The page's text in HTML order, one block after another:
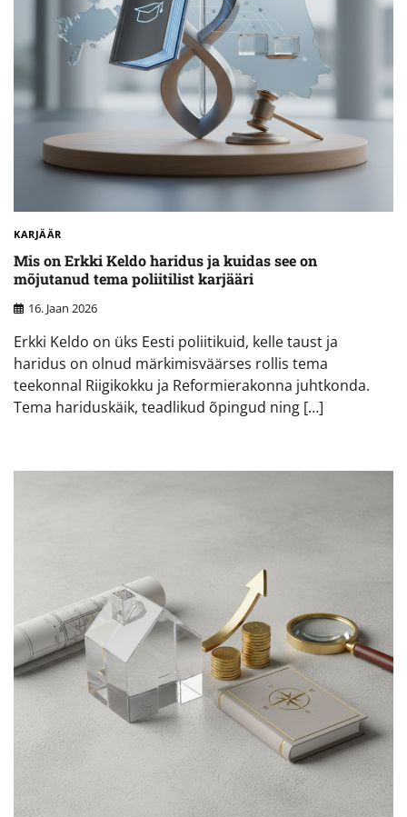
KARJÄÄR
Mis on Erkki Keldo haridus ja kuidas see on
mõjutanud tema poliitilist karjääri
16. Jaan 2026
Erkki Keldo on üks Eesti poliitikuid, kelle taust ja
haridus on olnud märkimisväärses rollis tema
teekonnal Riigikokku ja Reformierakonna juhtkonda.
Tema hariduskäik, teadlikud õpingud ning […]